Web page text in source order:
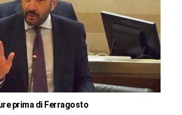
prima di Ferragosto